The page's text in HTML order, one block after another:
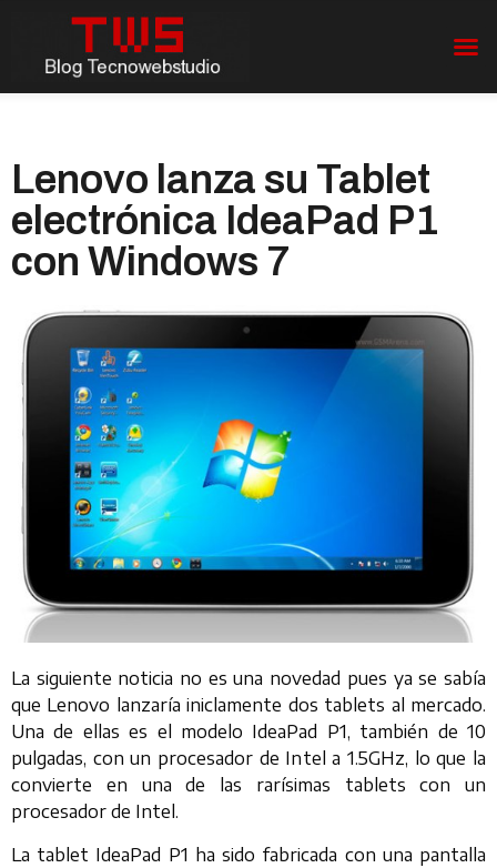
Lenovo lanza su Tablet
electrónica IdeaPad P1
con Windows 7
La siguiente noticia no es una novedad pues ya se sabía
que Lenovo lanzaría iniclamente dos tablets al mercado.
Una de ellas es el modelo IdeaPad P1, también de 10
pulgadas, con un procesador de Intel a 1.5GHz, lo que la
convierte en una de las rarísimas tablets con un
procesador de Intel.
La tablet IdeaPad P1 ha sido fabricada con una pantalla